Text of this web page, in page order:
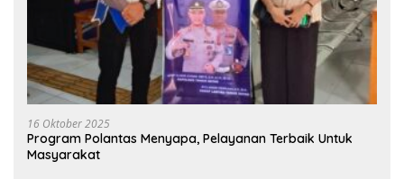
16 Oktober 2025
Program Polantas Menyapa, Pelayanan Terbaik Untuk
Masyarakat